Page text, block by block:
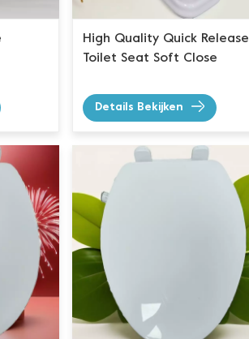
High Quality Quick Release
Toilet Seat Soft Close
Details Bekijken